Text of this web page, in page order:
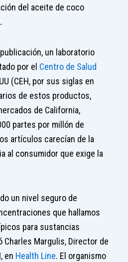
del aceite de coco
un laboratorio
por el Centro de Salud
(CEH, por sus siglas en
de estos productos,
de California,
partes por millón de
artículos carecían de la
al consumidor que exige la
un nivel seguro de
que hallamos
para sustancias
Charles Margulis, Director de
en Health Line. El organismo